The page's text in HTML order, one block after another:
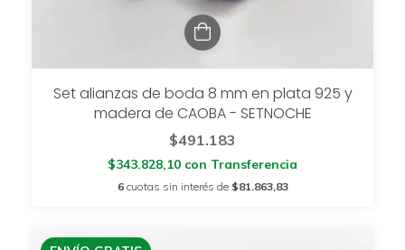
Set alianzas de boda 8 mm en plata 925 y
madera de CAOBA - SETNOCHE
$491.183
$343.828,10 con Transferencia
6 cuotas sin interés de $81.863,83